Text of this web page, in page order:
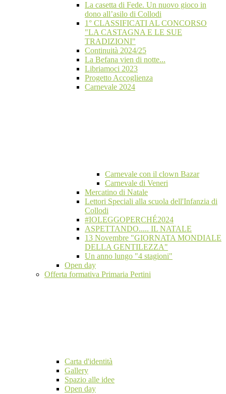
La casetta di Fede. Un nuovo gioco in
dono all’asilo di Collodi
1° CLASSIFICATI AL CONCORSO
"LA CASTAGNA E LE SUE
TRADIZIONI"
Continuità 2024/25
La Befana vien di notte...
Libriamoci 2023
Progetto Accoglienza
Carnevale 2024
Carnevale con il clown Bazar
Carnevale di Veneri
Mercatino di Natale
Lettori Speciali alla scuola dell'Infanzia di
Collodi
#IOLEGGOPERCHÉ2024
ASPETTANDO..... IL NATALE
13 Novembre "GIORNATA MONDIALE
DELLA GENTILEZZA"
Un anno lungo "4 stagioni"
Open day
Offerta formativa Primaria Pertini
Carta d'identità
Gallery
Spazio alle idee
Open day